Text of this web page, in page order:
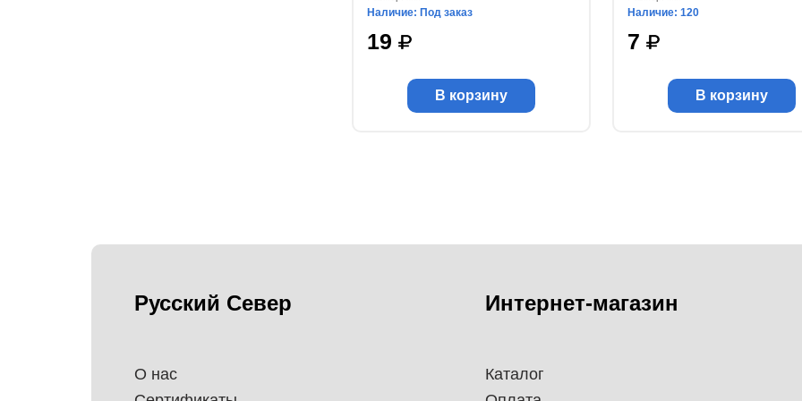
Наличие: Под заказ
19
В корзину
Наличие: 120
7
В корзину
Русский Север
О нас
Интернет-магазин
Каталог